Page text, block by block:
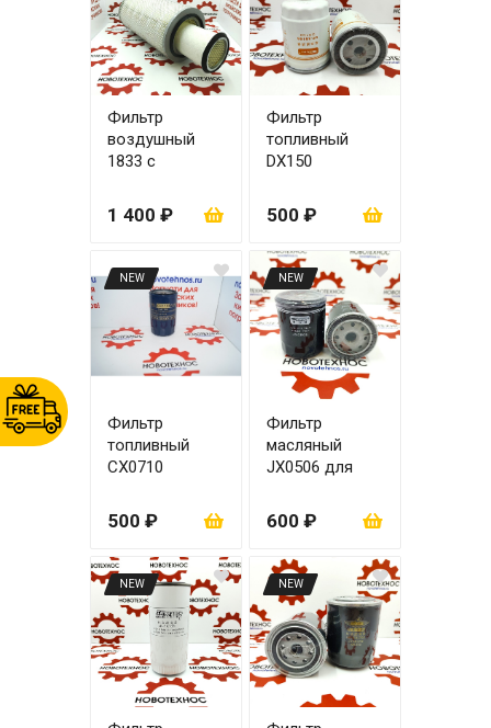
Фильтр
воздушный
1833 с
1 400 ₽
Фильтр
топливный
DX150
500 ₽
NEW
Фильтр
топливный
CX0710
500 ₽
NEW
Фильтр
масляный
JX0506 для
ZHAZG 4100
600 ₽
NEW NEW